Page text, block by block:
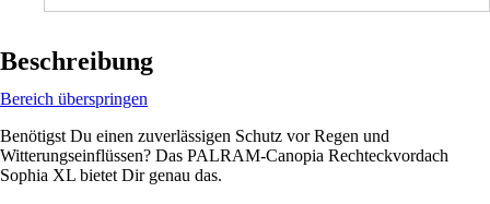
Beschreibung
Bereich überspringen
Benötigst Du einen zuverlässigen Schutz vor Regen und
Witterungseinflüssen? Das PALRAM-Canopia Rechteckvordach
Sophia XL bietet Dir genau das.